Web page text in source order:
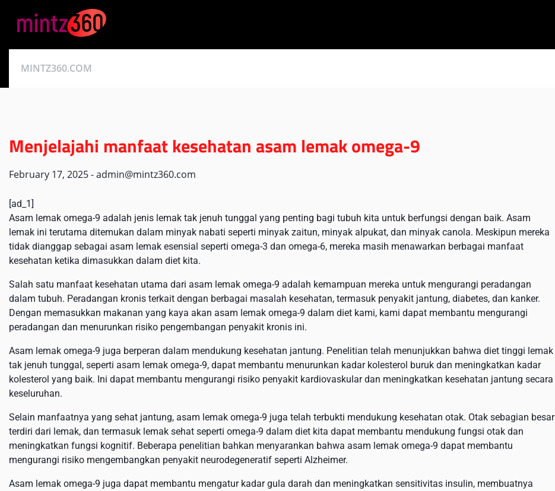
content
MINTZ360.COM
Menjelajahi manfaat kesehatan asam lemak omega-9
February 17, 2025-admin@mintz360.com
[ad_1]
Asam lemak omega-9 adalah jenis lemak tak jenuh tunggal yang penting bagi tubuh kita untuk berfungsi dengan baik. Asam
lemak ini terutama ditemukan dalam minyak nabati seperti minyak zaitun, minyak alpukat, dan minyak canola. Meskipun mereka
tidak dianggap sebagai asam lemak esensial seperti omega-3 dan omega-6, mereka masih menawarkan berbagai manfaat
kesehatan ketika dimasukkan dalam diet kita.
Salah satu manfaat kesehatan utama dari asam lemak omega-9 adalah kemampuan mereka untuk mengurangi peradangan
dalam tubuh. Peradangan kronis terkait dengan berbagai masalah kesehatan, termasuk penyakit jantung, diabetes, dan kanker.
Dengan memasukkan makanan yang kaya akan asam lemak omega-9 dalam diet kami, kami dapat membantu mengurangi
peradangan dan menurunkan risiko pengembangan penyakit kronis ini.
Asam lemak omega-9 juga berperan dalam mendukung kesehatan jantung. Penelitian telah menunjukkan bahwa diet tinggi lemak
tak jenuh tunggal, seperti asam lemak omega-9, dapat membantu menurunkan kadar kolesterol buruk dan meningkatkan kadar
kolesterol yang baik. Ini dapat membantu mengurangi risiko penyakit kardiovaskular dan meningkatkan kesehatan jantung secara
keseluruhan.
Selain manfaatnya yang sehat jantung, asam lemak omega-9 juga telah terbukti mendukung kesehatan otak. Otak sebagian besar
terdiri dari lemak, dan termasuk lemak sehat seperti omega-9 dalam diet kita dapat membantu mendukung fungsi otak dan
meningkatkan fungsi kognitif. Beberapa penelitian bahkan menyarankan bahwa asam lemak omega-9 dapat membantu
mengurangi risiko mengembangkan penyakit neurodegeneratif seperti Alzheimer.
Asam lemak omega-9 juga dapat membantu mengatur kadar gula darah dan meningkatkan sensitivitas insulin, membuatnya